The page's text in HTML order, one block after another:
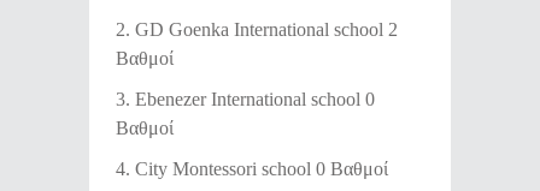
2. GD Goenka International school 2
Βαθμοί
3. Ebenezer International school 0
Βαθμοί
4. City Montessori school 0 Βαθμοί